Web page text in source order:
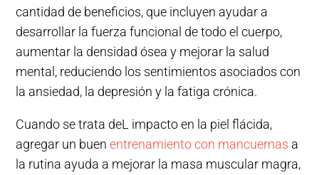
cantidad de beneficios, que incluyen ayudar a
desarrollar la fuerza funcional de todo el cuerpo,
aumentar la densidad ósea y mejorar la salud
mental, reduciendo los sentimientos asociados con
la ansiedad, la depresión y la fatiga crónica.
Cuando se trata deL impacto en la piel flácida,
agregar un buen entrenamiento con mancuernas a
la rutina ayuda a mejorar la masa muscular magra,